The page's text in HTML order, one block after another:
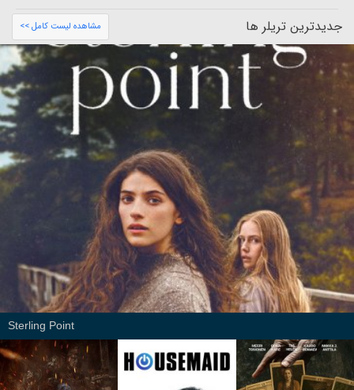
جدیدترین تریلر ها مشاهده لیست کامل >>
Sterling Point